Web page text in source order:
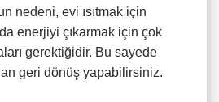
nedeni, evi ısıtmak için
enerjiyi çıkarmak için çok
gerektiğidir. Bu sayede
geri dönüş yapabilirsiniz.